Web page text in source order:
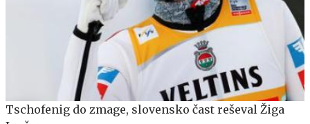
Tschofenig do zmage, slovensko čast reševal Žiga